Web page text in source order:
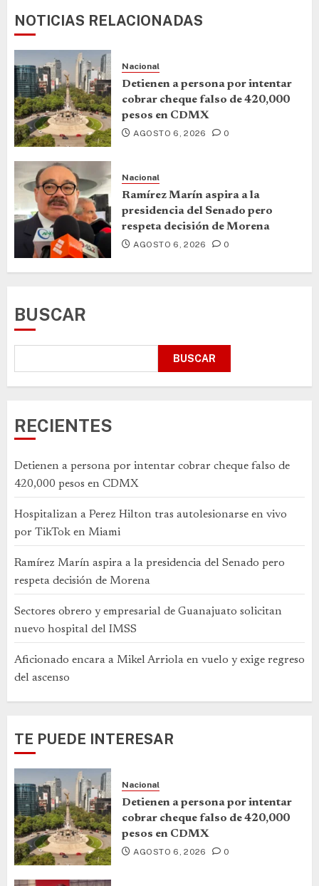
NOTICIAS RELACIONADAS
Nacional
Detienen a persona por intentar
cobrar cheque falso de 420,000
pesos en CDMX
AGOSTO 6, 2026 0
Nacional
Ramírez Marín aspira a la
presidencia del Senado pero
respeta decisión de Morena
AGOSTO 6, 2026 0
BUSCAR
BUSCAR
RECIENTES
Detienen a persona por intentar cobrar cheque falso de
420,000 pesos en CDMX
Hospitalizan a Perez Hilton tras autolesionarse en vivo
por TikTok en Miami
Ramírez Marín aspira a la presidencia del Senado pero
respeta decisión de Morena
Sectores obrero y empresarial de Guanajuato solicitan
nuevo hospital del IMSS
Aficionado encara a Mikel Arriola en vuelo y exige regreso
del ascenso
TE PUEDE INTERESAR
Nacional
Detienen a persona por intentar
cobrar cheque falso de 420,000
pesos en CDMX
AGOSTO 6, 2026 0